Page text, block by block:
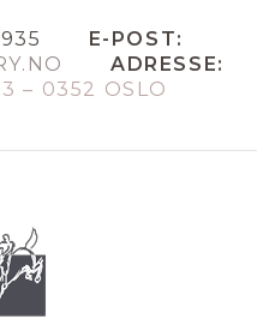
E-POST:
ADRESSE:
– 0352 OSLO